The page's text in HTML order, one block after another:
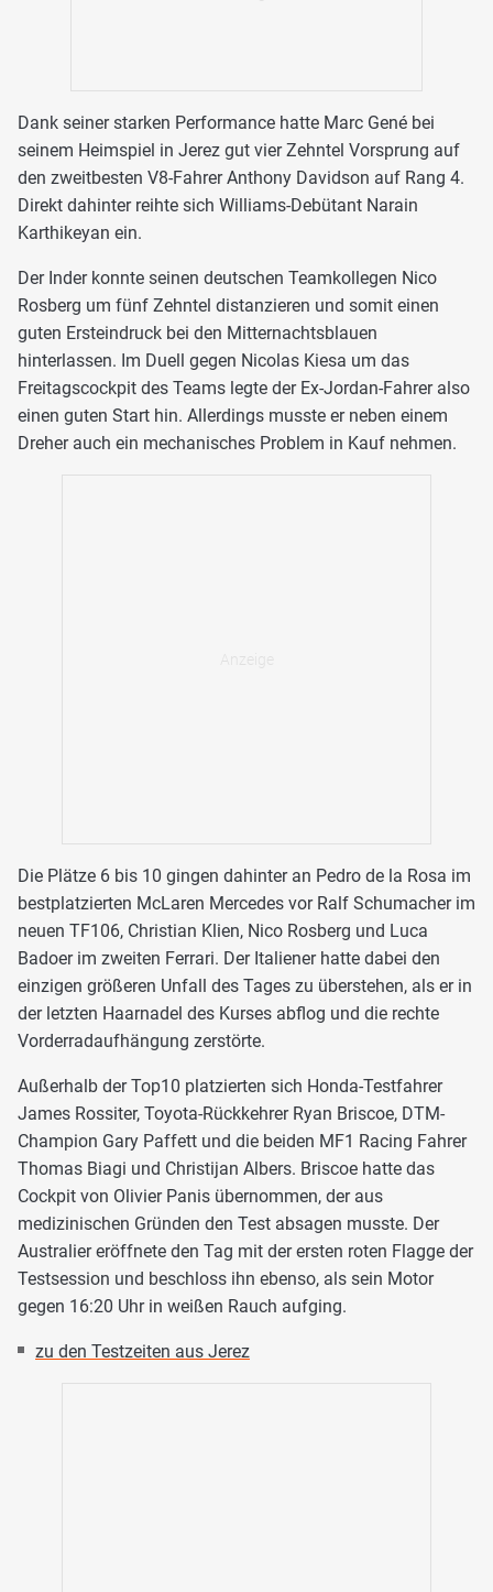
Dank seiner starken Performance hatte Marc Gené bei
seinem Heimspiel in Jerez gut vier Zehntel Vorsprung auf
den zweitbesten V8-Fahrer Anthony Davidson auf Rang 4.
Direkt dahinter reihte sich Williams-Debütant Narain
Karthikeyan ein.
Der Inder konnte seinen deutschen Teamkollegen Nico
Rosberg um fünf Zehntel distanzieren und somit einen
guten Ersteindruck bei den Mitternachtsblauen
hinterlassen. Im Duell gegen Nicolas Kiesa um das
Freitagscockpit des Teams legte der Ex-Jordan-Fahrer also
einen guten Start hin. Allerdings musste er neben einem
Dreher auch ein mechanisches Problem in Kauf nehmen.
Die Plätze 6 bis 10 gingen dahinter an Pedro de la Rosa im
bestplatzierten McLaren Mercedes vor Ralf Schumacher im
neuen TF106, Christian Klien, Nico Rosberg und Luca
Badoer im zweiten Ferrari. Der Italiener hatte dabei den
einzigen größeren Unfall des Tages zu überstehen, als er in
der letzten Haarnadel des Kurses abflog und die rechte
Vorderradaufhängung zerstörte.
Außerhalb der Top10 platzierten sich Honda-Testfahrer
James Rossiter, Toyota-Rückkehrer Ryan Briscoe, DTM-
Champion Gary Paffett und die beiden MF1 Racing Fahrer
Thomas Biagi und Christijan Albers. Briscoe hatte das
Cockpit von Olivier Panis übernommen, der aus
medizinischen Gründen den Test absagen musste. Der
Australier eröffnete den Tag mit der ersten roten Flagge der
Testsession und beschloss ihn ebenso, als sein Motor
gegen 16:20 Uhr in weißen Rauch aufging.
zu den Testzeiten aus Jerez